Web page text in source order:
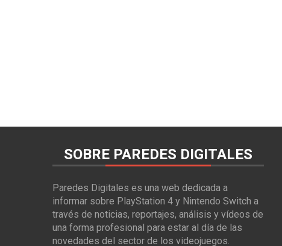
SOBRE PAREDES DIGITALES
Paredes Digitales es una web dedicada a
informar sobre PlayStation 4 y Nintendo Switch a
través de noticias, reportajes, análisis y vídeos de
una forma profesional para estar al día de las
novedades del sector de los videojuegos.